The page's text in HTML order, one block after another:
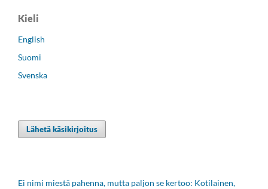
Kieli
English
Suomi
Svenska
Lähetä käsikirjoitus
Ei nimi miestä pahenna, mutta paljon se kertoo: Kotilainen,